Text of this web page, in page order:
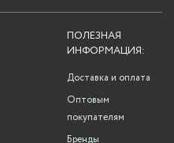
ПОЛЕЗНАЯ
ИНФОРМАЦИЯ:
Доставка и оплата
Оптовым
покупателям
Бренды